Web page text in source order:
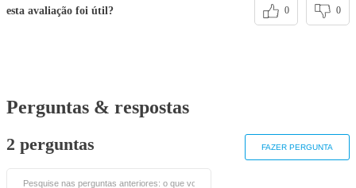
esta avaliação foi útil? 0 0
Perguntas & respostas
2 perguntas FAZER PERGUNTA